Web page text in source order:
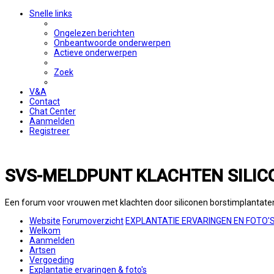
Snelle links
Ongelezen berichten
Onbeantwoorde onderwerpen
Actieve onderwerpen
Zoek
V&A
Contact
Chat Center
Aanmelden
Registreer
SVS-MELDPUNT KLACHTEN
Een forum voor vrouwen met klachten door siliconen
Website ForumoverzichtEXPLANTATIE ERVARINGEN EN FOTO'S
Welkom
Aanmelden
Artsen
Vergoeding
Explantatie ervaringen & foto's